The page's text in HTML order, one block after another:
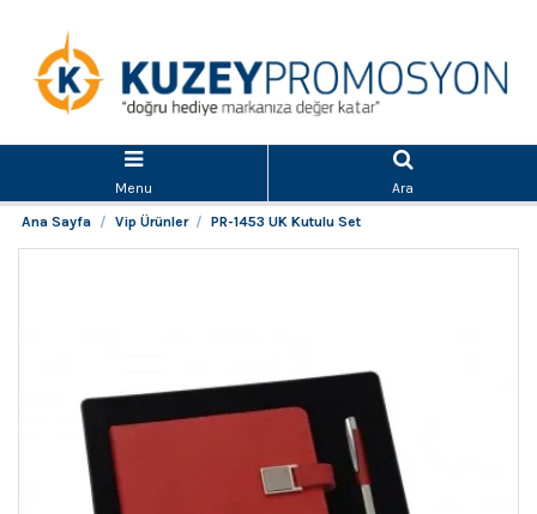
Menu
Ara
Ana Sayfa
Vip Ürünler PR-1453 UK Kutulu Set